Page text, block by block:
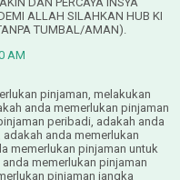
ALLAH SILAHKAN HUB KI
TUMBAL/AMAN).
AM
pinjaman, melakukan
anda memerlukan pinjaman
peribadi, adakah anda
anda memerlukan
memerlukan pinjaman untuk
memerlukan pinjaman
pinjaman jangka